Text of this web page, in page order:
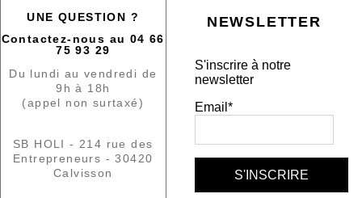
UNE QUESTION ?
Contactez-nous au 04 66
75 93 29
Du lundi au vendredi de
9h à 18h
(appel non surtaxé)
SB HOLI - 214 rue des
Entrepreneurs - 30420
Calvisson
NEWSLETTER
S'inscrire à notre
newsletter
Email*